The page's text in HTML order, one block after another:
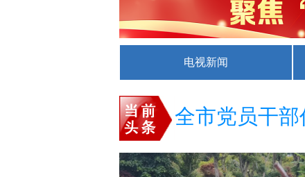
习近平经济思想
第一观察丨总书记
电视新闻
兴义市领导开
全市集中整
全市党员干
顾先林钟代刚